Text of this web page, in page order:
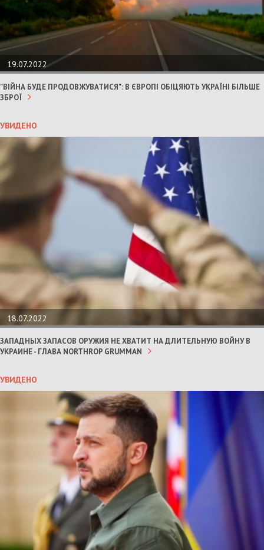
19.07.2022
"ВІЙНА БУДЕ ПРОДОВЖУВАТИСЯ": В ЄВРОПІ ОБІЦЯЮТЬ УКРАЇНІ БІЛЬШЕ
ЗБРОЇ
УВИДЕНО
18.07.2022
ЗАПАДНЫХ ЗАПАСОВ ОРУЖИЯ НЕ ХВАТИТ НА ДЛИТЕЛЬНУЮ ВОЙНУ В
УКРАИНЕ - ГЛАВА NORTHROP GRUMMAN
УВИДЕНО